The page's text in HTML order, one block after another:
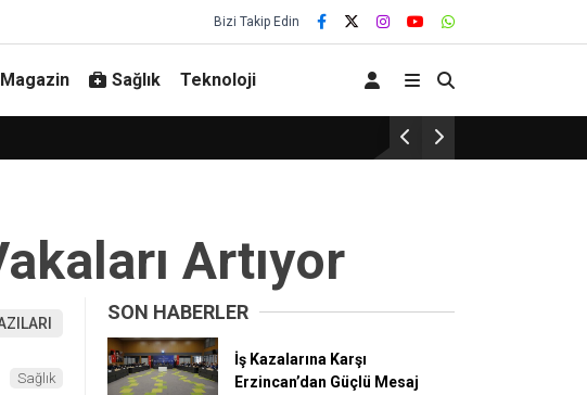
Bizi Takip Edin
Magazin Sağlık Teknoloji
Artıyor
Sağlık
SON HABERLER
İş Kazalarına Karşı
Erzincan’dan Güçlü Mesaj